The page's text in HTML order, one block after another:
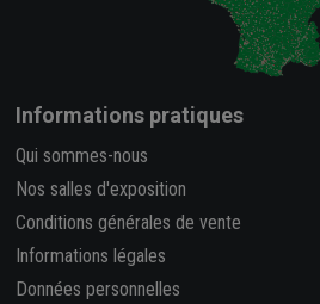
Informations pratiques
Qui sommes-nous
Nos salles d'exposition
Conditions générales de vente
Informations légales
Données personnelles